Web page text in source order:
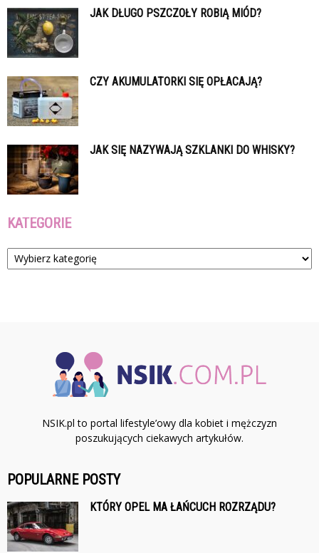
JAK DŁUGO PSZCZOŁY ROBIĄ MIÓD?
CZY AKUMULATORKI SIĘ OPŁACAJĄ?
JAK SIĘ NAZYWAJĄ SZKLANKI DO WHISKY?
KATEGORIE
Kategorie
NSIK.pl to portal lifestyle’owy dla kobiet i mężczyzn
poszukujących ciekawych artykułów.
POPULARNE POSTY
KTÓRY OPEL MA ŁAŃCUCH ROZRZĄDU?